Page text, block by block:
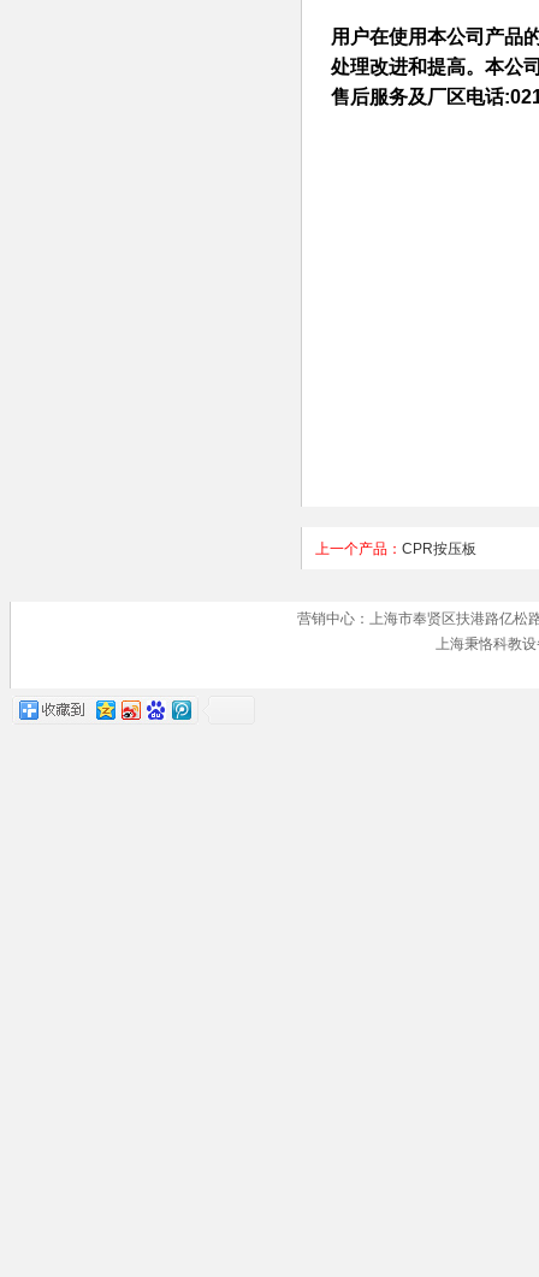
用户在使用本公司产品
处理改进和提高。本公
售后服务及厂区电话
上一个产品： CPR按压板
营销中心：上海市奉贤区扶港路亿
上海秉恪科教